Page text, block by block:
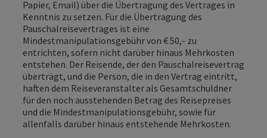
Papier, Email) über die Übertragung des Vertrages in
Kenntnis zu setzen. Für die Übertragung des
Pauschalreisevertrages ist eine
Mindestmanipulationsgebühr von € 50,- zu
entrichten, sofern nicht darüber hinaus Mehrkosten
entstehen. Der Reisende, der den Pauschalreisevertrag
überträgt, und die Person, die in den Vertrag eintritt,
haften dem Reiseveranstalter als Gesamtschuldner
für den noch ausstehenden Betrag des Reisepreises
und die Mindestmanipulationsgebühr, sowie für
allenfalls darüber hinaus entstehende Mehrkosten.